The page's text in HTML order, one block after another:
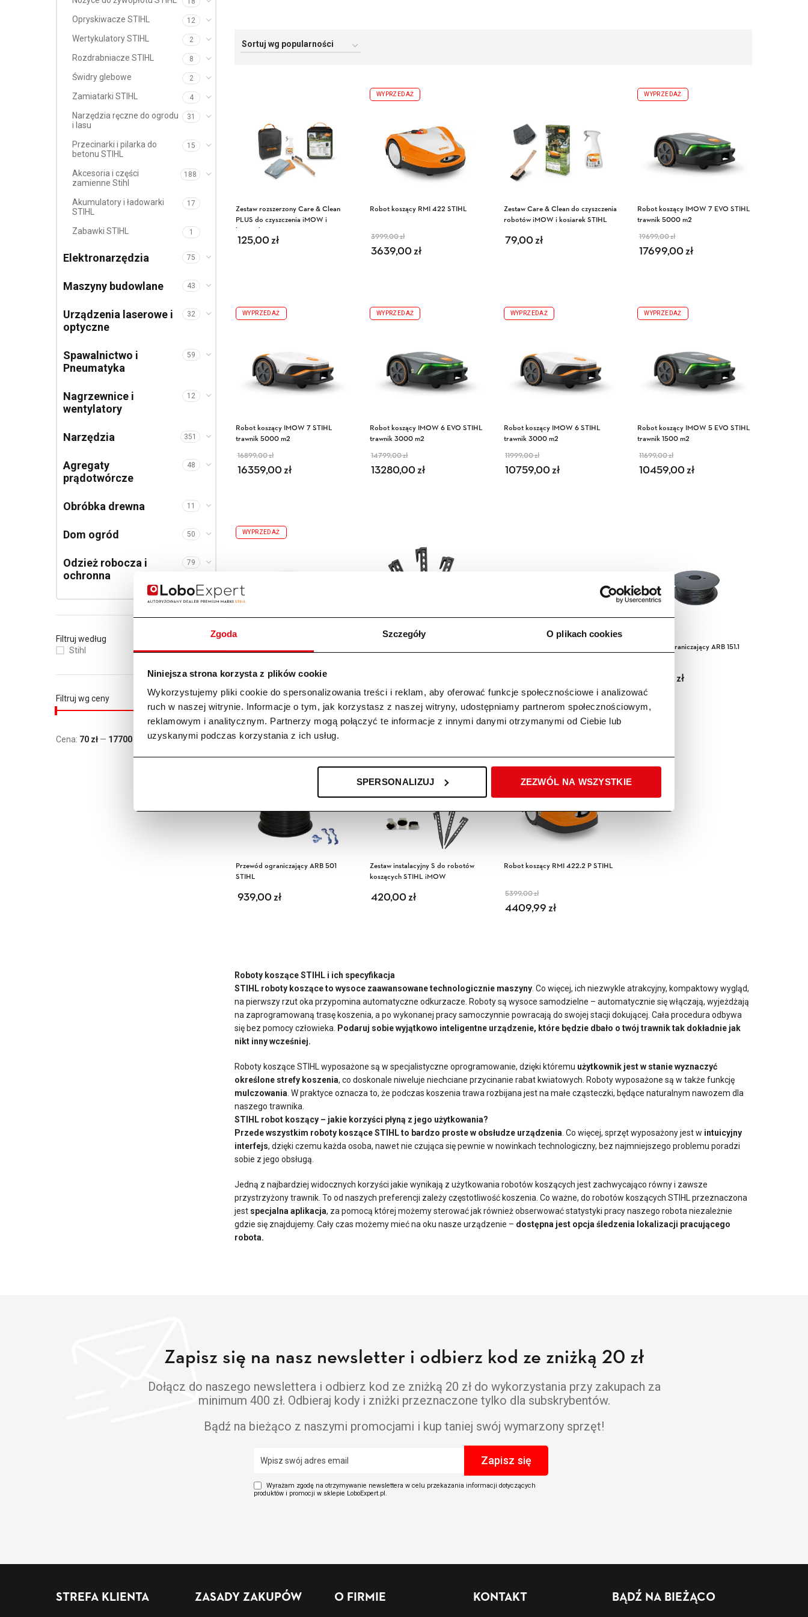
Zgoda Szczegóły O plikach cookies
Niniejsza strona korzysta z plików cookie
Wykorzystujemy pliki cookie do spersonalizowania treści i reklam, aby oferować funkcje społecznościowe i analizować
ruch w naszej witrynie. Informacje o tym, jak korzystasz z naszej witryny, udostępniamy partnerom społecznościowym,
reklamowym i analitycznym. Partnerzy mogą połączyć te informacje z innymi danymi otrzymanymi od Ciebie lub
uzyskanymi podczas korzystania z ich usług.
SPERSONALIZUJ ZEZWÓL NA WSZYSTKIE
Opryskiwacze STIHL 12
Wertykulatory STIHL 2
Rozdrabniacze STIHL 8
Świdry glebowe 2
Zamiatarki STIHL 4
Narzędzia ręczne do ogrodu
i lasu
31
Przecinarki i pilarka do
betonu STIHL
15
Akcesoria i części
zamienne Stihl
188
Akumulatory i ładowarki
STIHL
17
Zabawki STIHL 1
Elektronarzędzia 75
Maszyny budowlane 43
Urządzenia laserowe i
optyczne
32
Spawalnictwo i
Pneumatyka
59
Nagrzewnice i
wentylatory
12
Narzędzia 351
Agregaty
prądotwórcze
48
Obróbka drewna 11
Dom ogród 50
Odzież robocza i
ochronna
79
Filtruj według
Stihl
(15)
Filtruj wg ceny
Cena min.
Cena maks. FILTRUJ
Cena: 70 zł — 17700 zł
Zestaw rozszerzony Care & Clean
PLUS do czyszczenia iMOW i
kosiarek STIHL
125,00zł
WYPRZEDAŻ
Robot koszący RMI 422 STIHL
3999,00zł
Pierwotna cena wynosiła:
3999,00 zł.
3639,00zł
Aktualna cena wynosi:
3639,00 zł.
Zestaw Care & Clean do czyszczenia
robotów iMOW i kosiarek STIHL
79,00zł
WYPRZEDAŻ
Robot koszący IMOW 7 EVO STIHL
trawnik 5000 m2
19699,00zł
Pierwotna cena wynosiła:
19699,00 zł.
17699,00zł
Aktualna cena wynosi:
17699,00 zł.
WYPRZEDAŻ
Robot koszący IMOW 7 STIHL
trawnik 5000 m2
16899,00zł
Pierwotna cena wynosiła:
16899,00 zł.
16359,00zł
Aktualna cena wynosi:
16359,00 zł.
WYPRZEDAŻ
Robot koszący IMOW 6 EVO STIHL
trawnik 3000 m2
14799,00zł
Pierwotna cena wynosiła:
14799,00 zł.
13280,00zł
Aktualna cena wynosi:
13280,00 zł.
WYPRZEDAŻ
Robot koszący IMOW 6 STIHL
trawnik 3000 m2
11999,00zł
Pierwotna cena wynosiła:
11999,00 zł.
10759,00zł
Aktualna cena wynosi:
10759,00 zł.
WYPRZEDAŻ
Robot koszący IMOW 5 EVO STIHL
trawnik 1500 m2
11699,00zł
Pierwotna cena wynosiła:
11699,00 zł.
10459,00zł
Aktualna cena wynosi:
10459,00 zł.
WYPRZEDAŻ
8899,00 zł
Pierwotna cena wynosiła:
7990,00 zł
Aktualna cena wynosi:
Przewód ograniczający ARB 151.1
zł
Przewód ograniczający ARB 501
STIHL
939,00zł
Zestaw instalacyjny S do robotów
koszących STIHL iMOW
420,00zł
Robot koszący RMI 422.2 P STIHL
5399,00zł
Pierwotna cena wynosiła:
5399,00 zł.
4409,99 zł
Aktualna cena wynosi:
4409,99 zł.
Roboty koszące STIHL i ich specyfikacja
STIHL roboty koszące to wysoce zaawansowane technologicznie maszyny . Co więcej, ich niezwykle atrakcyjny, kompaktowy wygląd,
na pierwszy rzut oka przypomina automatyczne odkurzacze. Roboty są wysoce samodzielne – automatycznie się włączają, wyjeżdżają
na zaprogramowaną trasę koszenia, a po wykonanej pracy samoczynnie powracają do swojej stacji dokującej. Cała procedura odbywa
się bez pomocy człowieka.
Podaruj sobie wyjątkowo inteligentne urządzenie, które będzie dbało o twój trawnik tak dokładnie jak
nikt inny wcześniej.
Roboty koszące STIHL wyposażone są w specjalistyczne oprogramowanie, dzięki któremu użytkownik jest w stanie wyznaczyć
określone strefy koszenia, co doskonale niweluje niechciane przycinanie rabat kwiatowych. Roboty wyposażone są w także funkcję
mulczowania . W praktyce oznacza to, że podczas koszenia trawa rozbijana jest na małe cząsteczki, będące naturalnym nawozem dla
naszego trawnika.
STIHL robot koszący – jakie korzyści płyną z jego użytkowania?
Przede wszystkim roboty koszące STIHL to bardzo proste w obsłudze urządzenia . Co więcej, sprzęt wyposażony jest w intuicyjny
interfejs, dzięki czemu każda osoba, nawet nie czująca się pewnie w nowinkach technologiczny, bez najmniejszego problemu poradzi
sobie z jego obsługą.
Jedną z najbardziej widocznych korzyści jakie wynikają z użytkowania robotów koszących jest zachwycająco równy i zawsze
przystrzyżony trawnik. To od naszych preferencji zależy częstotliwość koszenia. Co ważne, do robotów koszących STIHL przeznaczona
jest specjalna aplikacja, za pomocą której możemy sterować jak również obserwować statystyki pracy naszego robota niezależnie
gdzie się znajdujemy. Cały czas możemy mieć na oku nasze urządzenie – dostępna jest opcja śledzenia lokalizacji pracującego
robota.
Zapisz się na nasz newsletter i odbierz kod ze zniżką 20 zł
Dołącz do naszego newslettera i odbierz kod ze zniżką 20 zł do wykorzystania przy zakupach za
minimum 400 zł. Odbieraj kody i zniżki przeznaczone tylko dla subskrybentów.
Bądź na bieżąco z naszymi promocjami i kup taniej swój wymarzony sprzęt!
Wyrażam zgodę na otrzymywanie newslettera w celu przekazania informacji dotyczących
produktów i promocji w sklepie LoboExpert.pl.
STREFA KLIENTA ZASADY ZAKUPÓW O FIRMIE KONTAKT BĄDŹ NA BIEŻĄCO